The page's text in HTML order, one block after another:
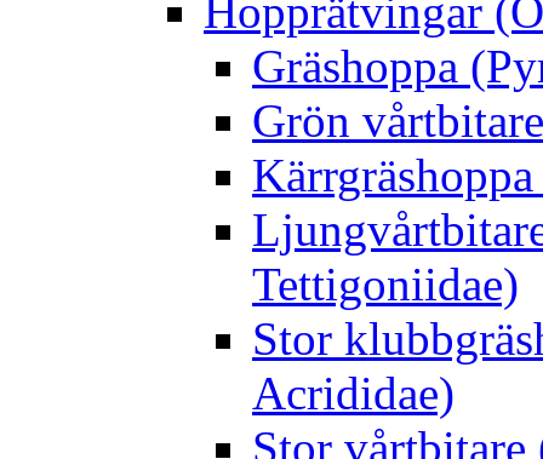
Hopprätvingar
Gräshoppa
Grön
Tettigoniidae)
Stor
Acrididae)
Stor